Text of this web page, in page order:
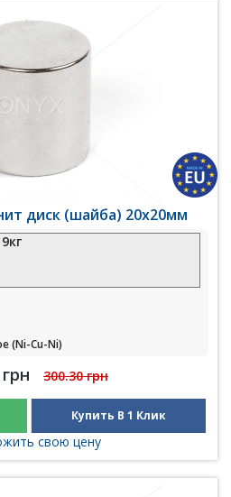
диск (шайба) 20х20мм
(Ni-Cu-Ni)
300.30 грн
Купить В 1 Клик
свою цену